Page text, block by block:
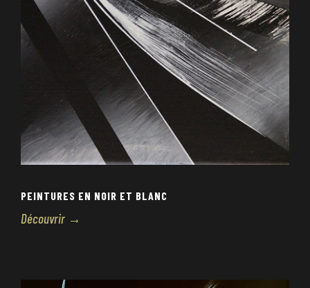
PEINTURES EN NOIR ET BLANC
Découvrir →